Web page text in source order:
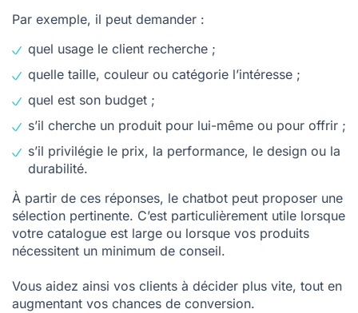
Par exemple, il peut demander :
quel usage le client recherche ;
quelle taille, couleur ou catégorie l’intéresse ;
quel est son budget ;
s’il cherche un produit pour lui-même ou pour offrir ;
s’il privilégie le prix, la performance, le design ou la
durabilité.
À partir de ces réponses, le chatbot peut proposer une
sélection pertinente. C’est particulièrement utile lorsque
votre catalogue est large ou lorsque vos produits
nécessitent un minimum de conseil.
Vous aidez ainsi vos clients à décider plus vite, tout en
augmentant vos chances de conversion.